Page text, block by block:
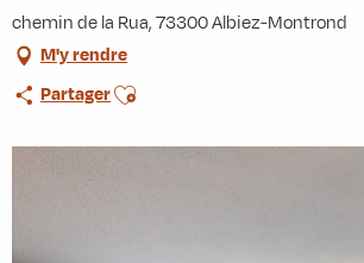
chemin de la Rua, 73300 Albiez-Montrond
M'y rendre
PartagerAjouter aux favoris